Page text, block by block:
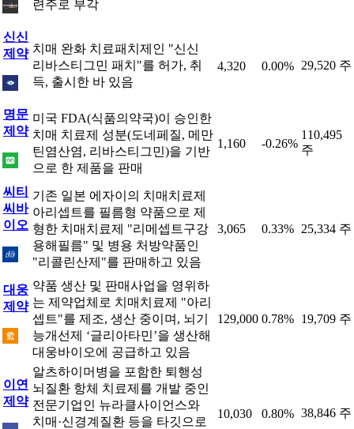
련주로 부각
신신
제약 치매 완화 치료패치제인 "신신
리바스티그민 패치"를 허가, 취
득, 출시한 바 있음
4,320 0.00% 29,520 주
명문
제약
미국 FDA(식품의약국)이 승인한
치매 치료제 성분(도네페질, 메만
틴염산염, 리바스티그민)을 기반
으로 한 제품을 판매
1,160 -0.26%
110,495
주
씨티
씨바
이오
기존 일본 에자이의 치매치료제
아리셉트를 필름형 약품으로 제
형한 치매치료제 "리메셉트구강
용해필름" 및 병용 처방약품인
"리콜린산제"를 판매하고 있음
3,065 0.33% 25,334 주
대웅
제약
약품 생산 및 판매사업을 영위하
는 제약업체로 치매치료제 "아리
셉트"를 제조, 생산 중이며, 뇌기
능개선제 ‘글리아타민’을 생산해
대웅바이오에 공급하고 있음
129,000 0.78% 19,709 주
이연
제약
알츠하이머병을 포함한 퇴행성
뇌질환 항체 치료제를 개발 중인
전문기업인 뉴라클사이언스와
치매·신경계질환 등을 타깃으로
10,030 0.80% 38,846 주